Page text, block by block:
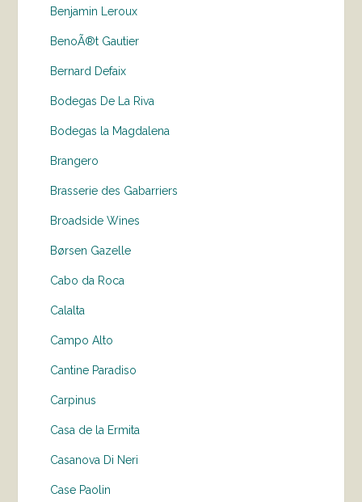
Benjamin Leroux
BenoÃ®t Gautier
Bernard Defaix
Bodegas De La Riva
Bodegas la Magdalena
Brangero
Brasserie des Gabarriers
Broadside Wines
Børsen Gazelle
Cabo da Roca
Calalta
Campo Alto
Cantine Paradiso
Carpinus
Casa de la Ermita
Casanova Di Neri
Case Paolin